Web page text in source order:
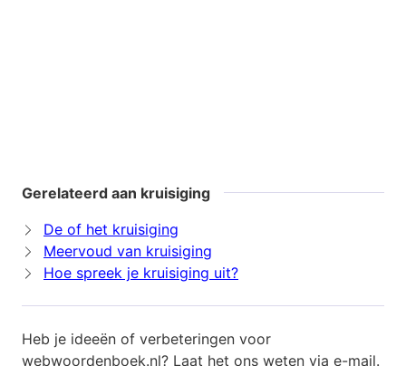
Gerelateerd aan kruisiging
De of het kruisiging
Meervoud van kruisiging
Hoe spreek je kruisiging uit?
Heb je ideeën of verbeteringen voor
webwoordenboek.nl? Laat het ons weten via e-mail.